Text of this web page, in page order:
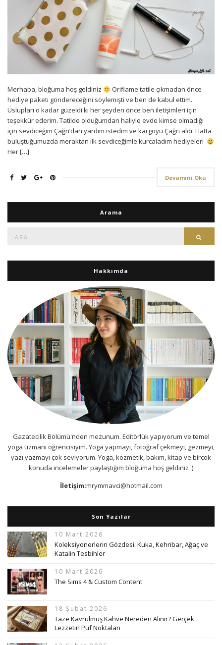
Merhaba, bloğuma hoş geldiniz
Oriflame tatile çıkmadan önce
hediye paketi göndereceğini söylemişti ve ben de kabul ettim.
Üslupları o kadar güzeldi ki her şeyden önce ben iletişimleri için
teşekkür ederim. Tatilde olduğumdan haliyle evde kimse olmadığı
için sevdiceğim Çağrı’dan yardım istedim ve kargoyu Çağrı aldı. Hatta
buluştuğumuzda meraktan ilk sevdiceğimle kurcaladım hediyeleri
Her […]
Devamını Oku
Arama
Hakkımda
Gazatecilik Bölümü'nden mezunum. Editörlük yapıyorum ve temel
yoga uzmanı öğrencisiyim. Yoga yapmayı, fotoğraf çekmeyi, gezmeyi,
yazı yazmayı çok seviyorum. Yoga, kozmetik, bakım, kitap ve birçok
konuda incelemeler paylaştığım bloğuma hoş geldiniz :)
İletişim:mrymmavci@hotmail.com
Son Yazılar
10 Mart 2026
Koleksiyonerlerin Gözdesi: Kuka, Kehribar, Ağaç ve
Katalin Tesbihler
10 Mart 2026
The Sims 4 & Custom Content
18 Şubat 2026
Taze Kavrulmuş Kahve Nereden Alınır? Gerçek
Lezzetin Püf Noktaları